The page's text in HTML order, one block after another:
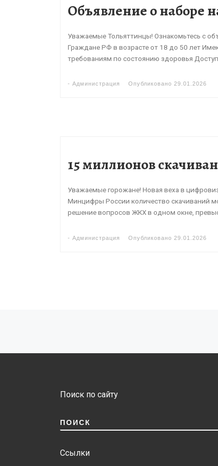
Объявление о наборе
Уважаемые Тольяттинцы! Ознакомьтесь с
Граждане РФ в возрасте от 18 до 50 лет
требованиям по состоянию здоровья
- Администрация Опубликовано 29.01.2026
15 миллионов
Уважаемые горожане! Новая веха в
Минцифры России количество скачиваний
решение вопросов ЖКХ в одном окне,
- Администрация Опубликовано 29.01.2026
Поиск по сайту
ПОИСК
Ссылки